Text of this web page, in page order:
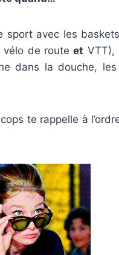
avec les
vélo de routeet VTT),
dans la douche,
te rappelle à